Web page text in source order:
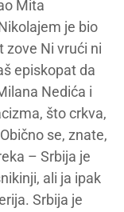
Mita
je bio
zove Ni vrući ni
episkopat da
Nedića i
što crkva,
se, znate,
– Srbija je
ali ja ipak
Srbija je